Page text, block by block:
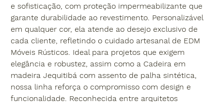
e sofisticação, com proteção impermeabilizante que
garante durabilidade ao revestimento. Personalizável
em qualquer cor, ela atende ao desejo exclusivo de
cada cliente, refletindo o cuidado artesanal de EDM
Móveis Rústicos. Ideal para projetos que exigem
elegância e robustez, assim como a Cadeira em
madeira Jequitibá com assento de palha sintética,
nossa linha reforça o compromisso com design e
funcionalidade. Reconhecida entre arquitetos